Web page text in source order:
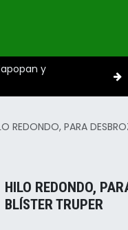
y
REDONDO, PARA
HILO REDONDO,
BLÍSTER TRUPER